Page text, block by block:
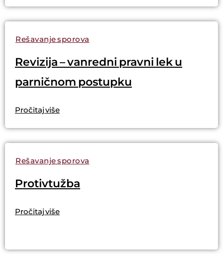
Rešavanje sporova
Revizija – vanredni pravni lek u
parničnom postupku
Pročitaj više
Rešavanje sporova
Protivtužba
Pročitaj više